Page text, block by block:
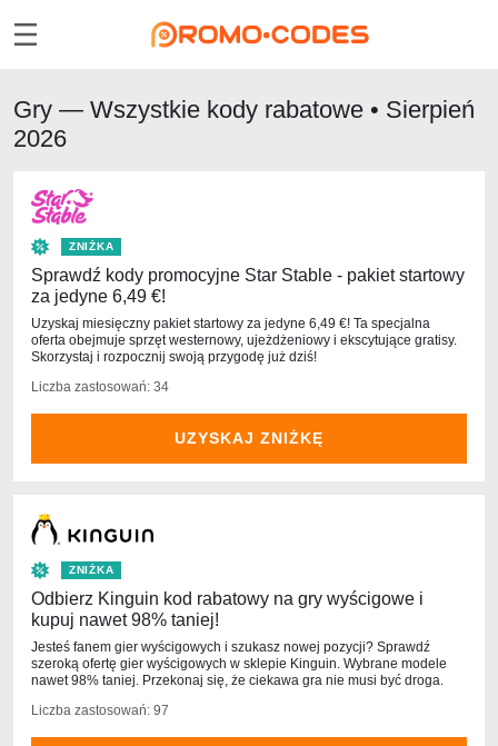
Gry — Wszystkie kody rabatowe • Sierpień
2026
ZNIŻKA
Sprawdź kody promocyjne Star Stable - pakiet startowy
za jedyne 6,49 €!
Uzyskaj miesięczny pakiet startowy za jedyne 6,49 €! Ta specjalna
oferta obejmuje sprzęt westernowy, ujeżdżeniowy i ekscytujące gratisy.
Skorzystaj i rozpocznij swoją przygodę już dziś!
Liczba zastosowań: 34
UZYSKAJ ZNIŻKĘ
ZNIŻKA
Odbierz Kinguin kod rabatowy na gry wyścigowe i
kupuj nawet 98% taniej!
Jesteś fanem gier wyścigowych i szukasz nowej pozycji? Sprawdź
szeroką ofertę gier wyścigowych w sklepie Kinguin. Wybrane modele
nawet 98% taniej. Przekonaj się, że ciekawa gra nie musi być droga.
Liczba zastosowań: 97